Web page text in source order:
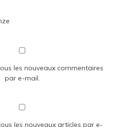
les nouveaux commentaires
par e-mail.
les nouveaux articles par e-